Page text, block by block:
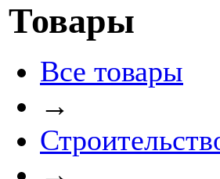
Товары
Все товары
→